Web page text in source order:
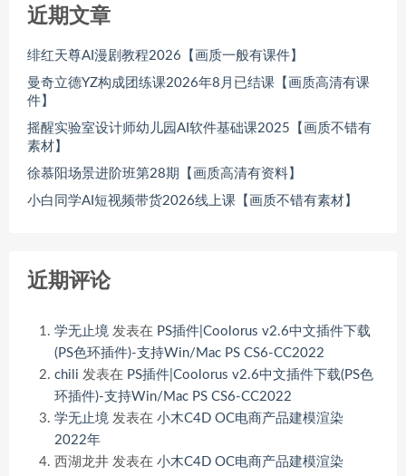
近期文章
绯红天尊AI漫剧教程2026【画质一般有课件】
曼奇立德YZ构成团练课2026年8月已结课【画质高清有课
件】
摇醒实验室设计师幼儿园AI软件基础课2025【画质不错有
素材】
徐慕阳场景进阶班第28期【画质高清有资料】
小白同学AI短视频带货2026线上课【画质不错有素材】
近期评论
学无止境 发表在 PS插件|Coolorus v2.6中文插件下载
(PS色环插件)-支持Win/Mac PS CS6-CC2022
chili 发表在 PS插件|Coolorus v2.6中文插件下载(PS色
环插件)-支持Win/Mac PS CS6-CC2022
学无止境 发表在 小木C4D OC电商产品建模渲染
2022年
西湖龙井 发表在 小木C4D OC电商产品建模渲染